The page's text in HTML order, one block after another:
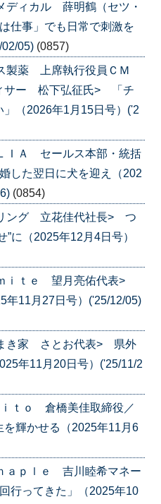
ディカル 薛明鶴（セツ・
仕事」でも日常で刺激を
02/05) (0857)
製薬 上席執行役員ＣＭ
サー 松下弘征氏> 「チ
（2026年1月15日号）('2
ＩＡ セールス本部・統括
た翌日に犬を迎え（202
(0854)
ング 立花佳代社長> つ
”に（2025年12月4日号）
ｉｔｅ 望月亮佑代表>
年11月27日号）('25/12/05)
き家 さとお代表> 県外
年11月20日号）('25/11/2
ｉｔｏ 倉橋美佳取締役／
を輝かせる（2025年11月6
ａｐｌｅ 吉川睦希マネー
行ってきた」（2025年10